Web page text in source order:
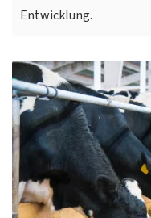
Entwicklung.